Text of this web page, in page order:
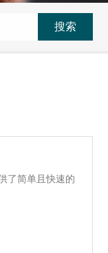
了简单且快速的